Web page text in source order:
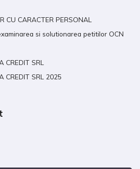
CU CARACTER PERSONAL
si solutionarea petitilor OCN
SRL
CREDIT SRL 2025